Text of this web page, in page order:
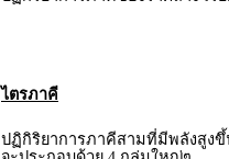
ไตรภาคี
ปฏิกิริยาการภาคีสามที่มีพลังสูง